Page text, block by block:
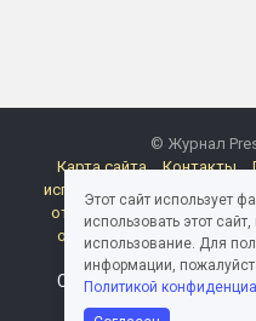
© Журнал
Карта сайта
Контакты
использования материалов
отношении обработки
обработку персональных
электронных
Следите за миром
Этот сайт использует
использовать этот
использование. Для
информации,
Политикой